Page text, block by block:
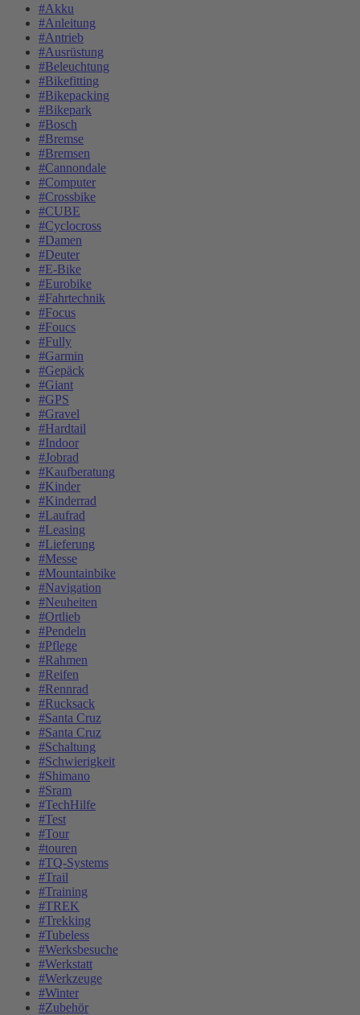
#Akku
#Anleitung
#Antrieb
#Ausrüstung
#Beleuchtung
#Bikefitting
#Bikepacking
#Bikepark
#Bosch
#Bremse
#Bremsen
#Cannondale
#Computer
#Crossbike
#CUBE
#Cyclocross
#Damen
#Deuter
#E-Bike
#Eurobike
#Fahrtechnik
#Focus
#Foucs
#Fully
#Garmin
#Gepäck
#Giant
#GPS
#Gravel
#Hardtail
#Indoor
#Jobrad
#Kaufberatung
#Kinder
#Kinderrad
#Laufrad
#Leasing
#Lieferung
#Messe
#Mountainbike
#Navigation
#Neuheiten
#Ortlieb
#Pendeln
#Pflege
#Rahmen
#Reifen
#Rennrad
#Rucksack
#Santa Cruz
#Santa Cruz
#Schaltung
#Schwierigkeit
#Shimano
#Sram
#TechHilfe
#Test
#Tour
#touren
#TQ-Systems
#Trail
#Training
#TREK
#Trekking
#Tubeless
#Werksbesuche
#Werkstatt
#Werkzeuge
#Winter
#Zubehör